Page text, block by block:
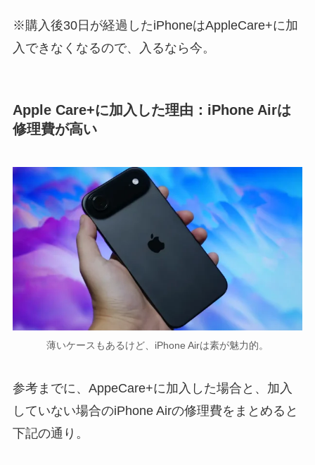
※購入後30日が経過したiPhoneはAppleCare+に加
入できなくなるので、入るなら今。
Apple Care+に加入した理由：iPhone Airは
修理費が高い
薄いケースもあるけど、iPhone Airは素が魅力的。
参考までに、AppeCare+に加入した場合と、加入
していない場合のiPhone Airの修理費をまとめると
下記の通り。